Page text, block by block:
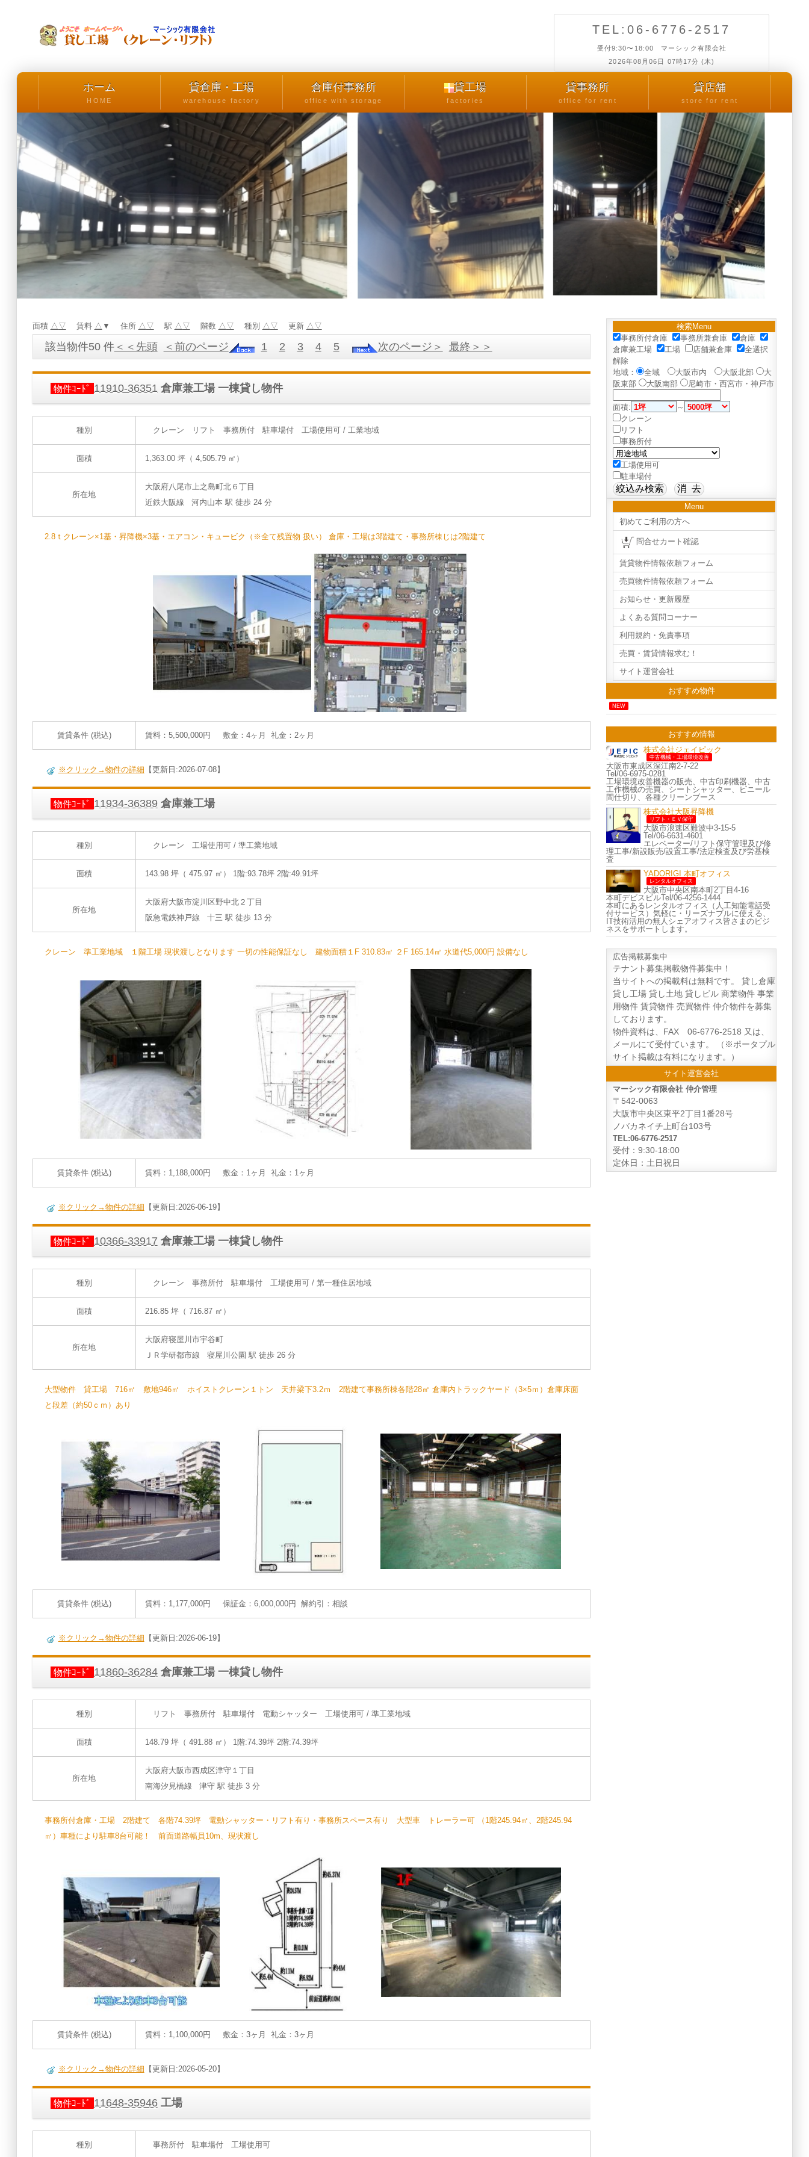
TEL:06-6776-2517
受付9:30〜18:00 マーシック有限会社
2026年08月06日 07時17分 (木)
ホーム
HOME
貸倉庫・工場
warehouse factory
倉庫付事務所
office with storage
貸工場
factories
貸事務所
office for rent
貸店舗
store for rent
面積 △▽ 賃料 △ ▼ 住所 △▽ 駅 △▽ 階数 △▽ 種別 △▽ 更新 △▽
該当物件50 件＜＜先頭 ＜前のページ 1 2 3 4 5 次のページ＞ 最終＞＞
物件ｺｰﾄﾞ 11910-36351 倉庫兼工場 一棟貸し物件
種別 クレーン リフト 事務所付 駐車場付 工場使用可 / 工業地域
面積 1,363.00 坪（ 4,505.79 ㎡）
所在地
大阪府八尾市上之島町北６丁目
近鉄大阪線 河内山本 駅 徒歩 24 分
2.8ｔクレーン×1基・昇降機×3基・エアコン・キュービク（※全て残置物 扱い） 倉庫・工場は3階建て・事務所棟じは2階建て
賃貸条件 (税込) 賃料：5,500,000円 敷金：4ヶ月 礼金：2ヶ月
※クリック→物件の詳細 【更新日:2026-07-08】
物件ｺｰﾄﾞ 11934-36389 倉庫兼工場
種別 クレーン 工場使用可 / 準工業地域
面積 143.98 坪（ 475.97 ㎡） 1階:93.78坪 2階:49.91坪
所在地
大阪府大阪市淀川区野中北２丁目
阪急電鉄神戸線 十三 駅 徒歩 13 分
クレーン 準工業地域 １階工場 現状渡しとなります 一切の性能保証なし 建物面積１F 310.83㎡ ２F 165.14㎡ 水道代5,000円 設備なし
賃貸条件 (税込) 賃料：1,188,000円 敷金：1ヶ月 礼金：1ヶ月
※クリック→物件の詳細 【更新日:2026-06-19】
物件ｺｰﾄﾞ 10366-33917 倉庫兼工場 一棟貸し物件
種別 クレーン 事務所付 駐車場付 工場使用可 / 第一種住居地域
面積 216.85 坪（ 716.87 ㎡）
所在地
大阪府寝屋川市宇谷町
ＪＲ学研都市線 寝屋川公園 駅 徒歩 26 分
大型物件 貸工場 716㎡ 敷地946㎡ ホイストクレーン１トン 天井梁下3.2ｍ 2階建て事務所棟各階28㎡ 倉庫内トラックヤード（3×5ｍ）倉庫床面
と段差（約50ｃｍ）あり
賃貸条件 (税込) 賃料：1,177,000円 保証金：6,000,000円 解約引：相談
※クリック→物件の詳細 【更新日:2026-06-19】
物件ｺｰﾄﾞ 11860-36284 倉庫兼工場 一棟貸し物件
種別 リフト 事務所付 駐車場付 電動シャッター 工場使用可 / 準工業地域
面積 148.79 坪（ 491.88 ㎡） 1階:74.39坪 2階:74.39坪
所在地
大阪府大阪市西成区津守１丁目
南海汐見橋線 津守 駅 徒歩 3 分
事務所付倉庫・工場 2階建て 各階74.39坪 電動シャッター・リフト有り・事務所スペース有り 大型車 トレーラー可 （1階245.94㎡、2階245.94
㎡）車種により駐車8台可能！ 前面道路幅員10m、現状渡し
賃貸条件 (税込) 賃料：1,100,000円 敷金：3ヶ月 礼金：3ヶ月
※クリック→物件の詳細 【更新日:2026-05-20】
物件ｺｰﾄﾞ 11648-35946 工場
種別 事務所付 駐車場付 工場使用可
検索Menu
事務所付倉庫
事務所兼倉庫
倉庫
倉庫兼工場
工場 店舗兼倉庫
全選択
解除
地域：
全域 大阪市内 大阪北部
大
阪東部
大阪南部 尼崎市・西宮市・神戸市
面積:
～
クレーン
リフト
事務所付
工場使用可
駐車場付
Menu
初めてご利用の方へ
問合せカート確認
賃貸物件情報依頼フォーム
売買物件情報依頼フォーム
お知らせ・更新履歴
よくある質問コーナー
利用規約・免責事項
売買・賃貸情報求む！
サイト運営会社
おすすめ物件
NEW
おすすめ情報
株式会社ジェイピック
中古機械・工場環境改善
大阪市東成区深江南2-7-22
Tel/06-6975-0281
工場環境改善機器の販売、中古印刷機器、中古
工作機械の売買、シートシャッター、ビニール
間仕切り、各種クリーンブース
株式会社大阪昇降機
リフト・ＥＶ保守
大阪市浪速区難波中3-15-5
Tel/06-6631-4601
エレベーター/リフト保守管理及び修
理工事/新設販売/設置工事/法定検査及び労基検
査
YADORIGI 本町オフィス
レンタルオフィス
大阪市中央区南本町2丁目4-16
本町デビスビルTel/06-4256-1444
本町にあるレンタルオフィス（人工知能電話受
付サービス）気軽に・リーズナブルに使える、
IT技術活用の無人シェアオフィス皆さまのビジ
ネスをサポートします。
広告掲載募集中
テナント募集掲載物件募集中！
当サイトへの掲載料は無料です。 貸し倉庫
貸し工場 貸し土地 貸しビル 商業物件 事業
用物件 賃貸物件 売買物件 仲介物件を募集
しております。
物件資料は、FAX 06-6776-2518 又は、
メールにて受付ています。 （※ポータプル
サイト掲載は有料になります。）
サイト運営会社
マーシック有限会社 仲介管理
〒542-0063
大阪市中央区東平2丁目1番28号
ノバカネイチ上町台103号
TEL:06-6776-2517
受付：9:30-18:00
定休日：土日祝日